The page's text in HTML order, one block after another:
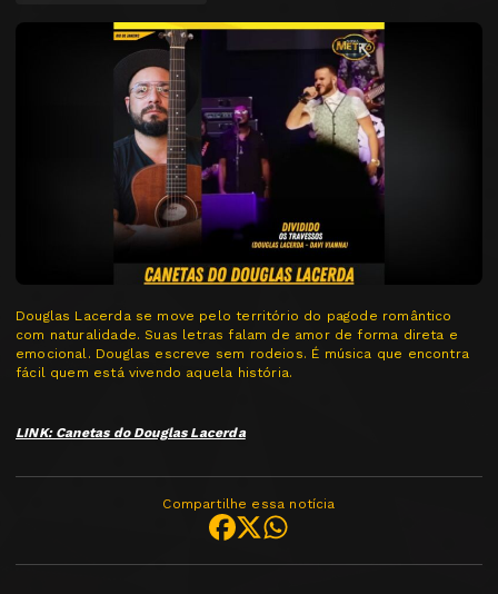
Douglas Lacerda se move pelo território do pagode romântico
com naturalidade. Suas letras falam de amor de forma direta e
emocional. Douglas escreve sem rodeios. É música que encontra
fácil quem está vivendo aquela história.
LINK: Canetas do Douglas Lacerda
Compartilhe essa notícia